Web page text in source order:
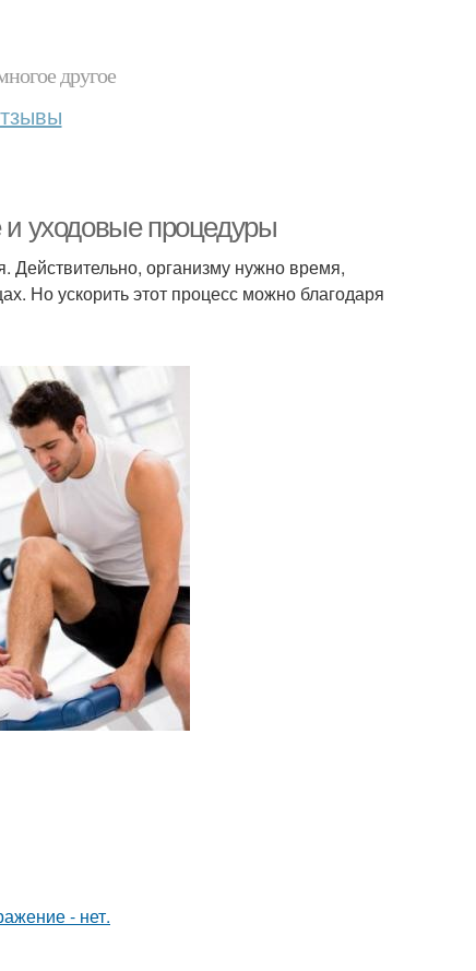
другое
уходовые процедуры
Действительно, организму нужно время,
Но ускорить этот процесс можно благодаря
- нет.